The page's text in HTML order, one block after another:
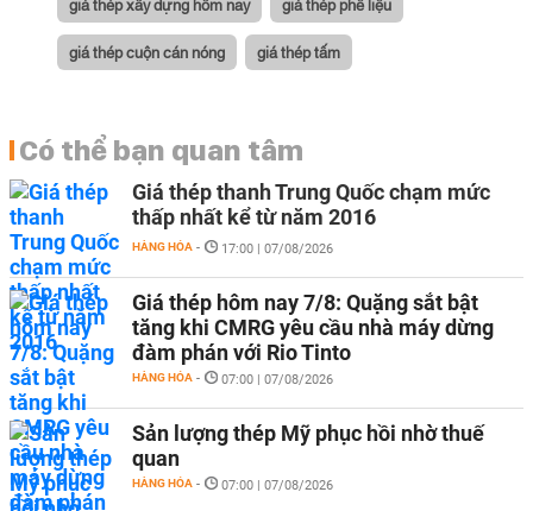
giá thép cuộn cán nóng giá thép tấm
Có thể bạn quan tâm
Giá thép thanh Trung Quốc chạm mức
thấp nhất kể từ năm 2016
HÀNG HÓA - 17:00 | 07/08/2026
Giá thép hôm nay 7/8: Quặng sắt bật
tăng khi CMRG yêu cầu nhà máy dừng
đàm phán với Rio Tinto
HÀNG HÓA - 07:00 | 07/08/2026
Sản lượng thép Mỹ phục hồi nhờ thuế
quan
HÀNG HÓA - 07:00 | 07/08/2026